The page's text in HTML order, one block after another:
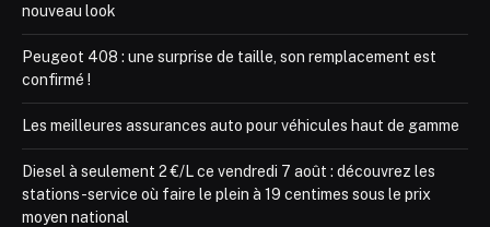
nouveau look
Peugeot 408 : une surprise de taille, son remplacement est
confirmé !
Les meilleures assurances auto pour véhicules haut de gamme
Diesel à seulement 2 €/L ce vendredi 7 août : découvrez les
stations-service où faire le plein à 19 centimes sous le prix
moyen national